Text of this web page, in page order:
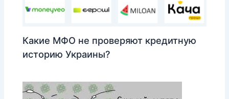
Какие МФО не проверяют кредитную
историю Украины?